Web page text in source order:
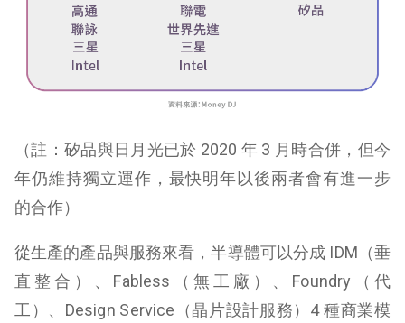
（註：矽品與日月光已於 2020 年 3 月時合併，但今
年仍維持獨立運作，最快明年以後兩者會有進一步
的合作）
從生產的產品與服務來看，半導體可以分成 IDM（垂
直整合）、Fabless（無工廠）、Foundry（代
工）、Design Service（晶片設計服務）4 種商業模